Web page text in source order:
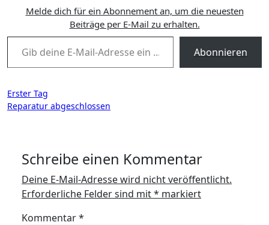
Melde dich für ein Abonnement an, um die neuesten
Beiträge per E-Mail zu erhalten.
Gib deine E-Mail-Adresse ein ...
Abonnieren
Beitragsnavigation
Erster Tag
Reparatur abgeschlossen
Schreibe einen Kommentar
Deine E-Mail-Adresse wird nicht veröffentlicht.
Erforderliche Felder sind mit* markiert
Kommentar*